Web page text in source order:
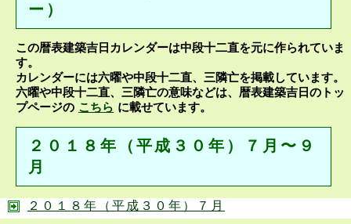
ー）
この暦表建築吉日カレンダーは中段十二直を元に作られていま
す。
カレンダーには六曜や中段十二直、三隣亡を掲載しています。
六曜や中段十二直、三隣亡の意味などは、暦表建築吉日のトッ
プページの こちら に載せています。
２０１８年（平成３０年）７月〜９
月
２０１８年（平成３０年）７月